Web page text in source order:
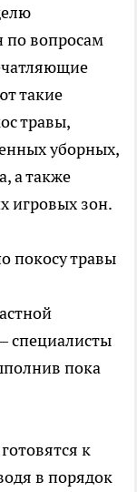
по вопросам
такие
травы,
уборных,
а также
игровых зон.
покосу травы
специалисты
пока
к
в порядок